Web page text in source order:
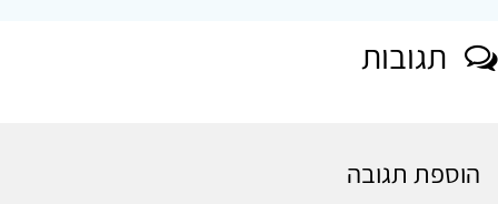
תגובות
הוספת תגובה